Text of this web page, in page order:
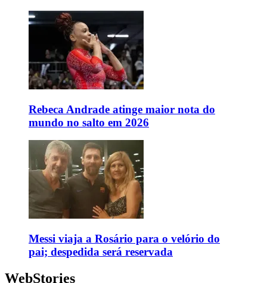
Rebeca Andrade atinge maior nota do
mundo no salto em 2026
Messi viaja a Rosário para o velório do
pai; despedida será reservada
WebStories